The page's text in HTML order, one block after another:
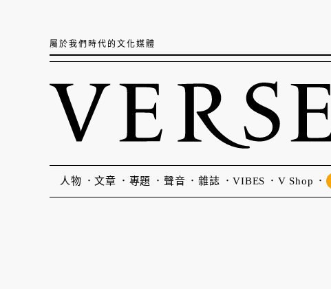
屬於我們時代的文化媒體
人物 文章 專題 聲音 雜誌 VIBES V Shop